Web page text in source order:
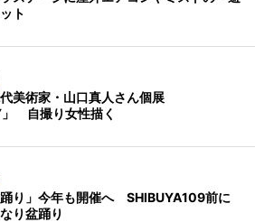
ト
美術家・山口真人さん個展
」 自撮り女性描く
踊り」今年も開催へ SHIBUYA109前に
り盆踊り